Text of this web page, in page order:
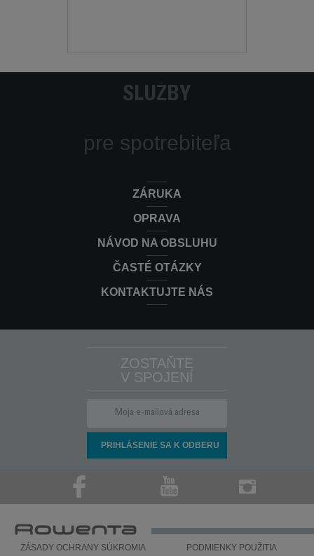
SLUŽBY
pre spotrebiteľa
ZÁRUKA
OPRAVA
NÁVOD NA OBSLUHU
ČASTÉ OTÁZKY
KONTAKTUJTE NÁS
ZOSTAŇTE
V SPOJENÍ
ZÁSADY OCHRANY SÚKROMIA PODMIENKY POUŽITIA